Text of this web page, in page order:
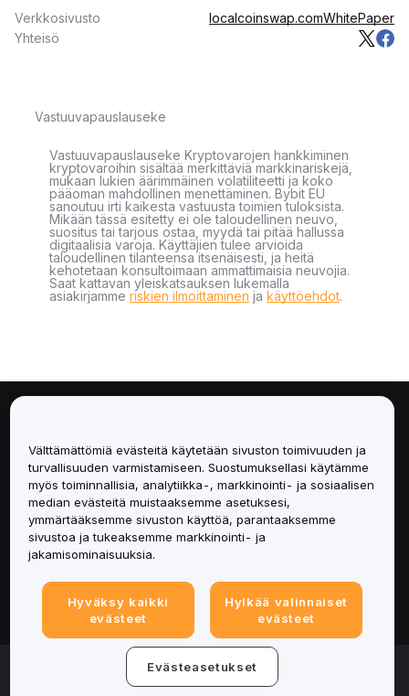
Verkkosivusto localcoinswap.comWhitePaper
Yhteisö
Vastuuvapauslauseke
Vastuuvapauslauseke Kryptovarojen hankkiminen
kryptovaroihin sisältää merkittäviä markkinariskejä,
mukaan lukien äärimmäinen volatiliteetti ja koko
pääoman mahdollinen menettäminen. Bybit EU
sanoutuu irti kaikesta vastuusta toimien tuloksista.
Mikään tässä esitetty ei ole taloudellinen neuvo,
suositus tai tarjous ostaa, myydä tai pitää hallussa
digitaalisia varoja. Käyttäjien tulee arvioida
taloudellinen tilanteensa itsenäisesti, ja heitä
kehotetaan konsultoimaan ammattimaisia neuvojia.
Saat kattavan yleiskatsauksen lukemalla
asiakirjamme riskien ilmoittaminen ja käyttöehdot.
Palvelut
Tuki
Tuotteet
Lakiasiat
© 2025-2026 Bybit.eu. All rights reserved.
Välttämättömiä evästeitä käytetään sivuston toimivuuden ja
turvallisuuden varmistamiseen. Suostumuksellasi käytämme
myös toiminnallisia, analytiikka-, markkinointi- ja sosiaalisen
median evästeitä muistaaksemme asetuksesi,
ymmärtääksemme sivuston käyttöä, parantaaksemme
sivustoa ja tukeaksemme markkinointi- ja
jakamisominaisuuksia.
Hyväksy kaikki
evästeet
Hylkää valinnaiset
evästeet
Evästeasetukset